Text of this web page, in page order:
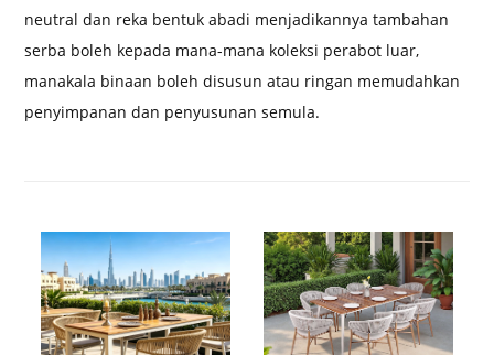
neutral dan reka bentuk abadi menjadikannya tambahan
serba boleh kepada mana-mana koleksi perabot luar,
manakala binaan boleh disusun atau ringan memudahkan
penyimpanan dan penyusunan semula.